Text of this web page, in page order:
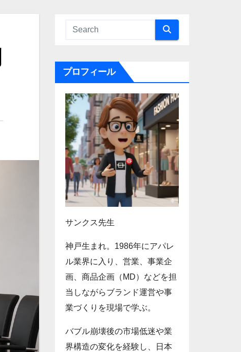
プロフィール
サンクス先生
神戸生まれ。1986年にアパレ
ル業界に入り、営業、事業企
画、商品企画（MD）などを担
当しながらブランド運営や事
業づくりを現場で学ぶ。
バブル崩壊後の市場低迷や業
界構造の変化を経験し、日本